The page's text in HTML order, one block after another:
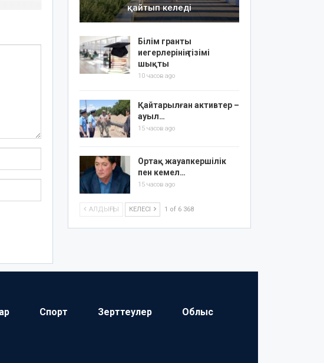
қайтып келеді
Білім гранты
иегерлерінің тізімі
шықты
10 часов ago
Қайтарылған активтер –
ауыл…
15 часов ago
Ортақ жауапкершілік
пен кемел…
15 часов ago
АЛДЫҢҒЫ КЕЛЕСІ 1 of 6 368
Спорт Зерттеулер Облыс